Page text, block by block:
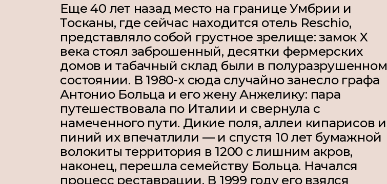
Еще 40 лет назад место на границе Умбрии и
Тосканы, где сейчас находится отель Reschio,
представляло собой грустное зрелище: замок X
века стоял заброшенный, десятки фермерских
домов и табачный склад были в полуразрушенном
состоянии. В 1980-х сюда случайно занесло графа
Антонио Больца и его жену Анжелику: пара
путешествовала по Италии и свернула с
намеченного пути. Дикие поля, аллеи кипарисов и
пиний их впечатлили — и спустя 10 лет бумажной
волокиты территория в 1200 с лишним акров,
наконец, перешла семейству Больца. Начался
процесс реставрации. В 1999 году его взялся